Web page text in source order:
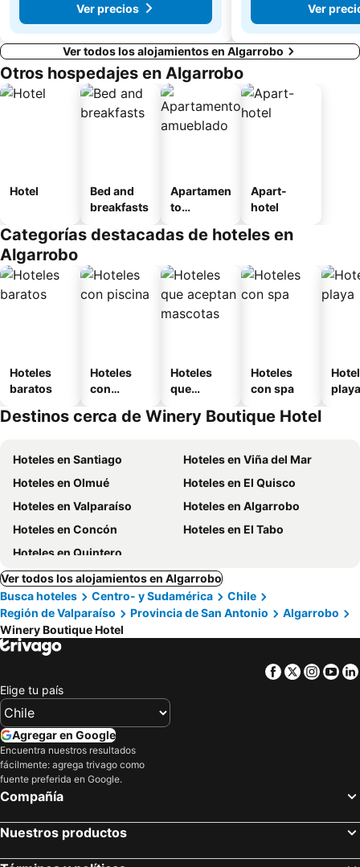
Ver precios
Ver
Ver todos los alojamientos en Algarrobo
Otros hospedajes en Algarrobo
Hotel
Bed and
breakfasts
Apartamen
to
o
Apart-
hotel
Categorías destacadas de hoteles en
Algarrobo
Hoteles
baratos
Hoteles
con
Hoteles
que
mascotas
Hoteles
con spa
playa
Destinos cerca de Winery Boutique Hotel
Hoteles en Santiago
Hoteles en Viña del Mar
Hoteles en Olmué
Hoteles en El Quisco
Hoteles en Valparaíso
Hoteles en Algarrobo
Hoteles en Concón
Hoteles en El Tabo
Hoteles en Quintero
Ver todos los alojamientos en Algarrobo
Busca hoteles
Centro- y Sudamérica
Chile
Región de Valparaíso
Provincia de San Antonio
Algarrobo
Winery Boutique Hotel
Facebook
Twitter
Elige tu país
Agregar en Google
Encuentra nuestros resultados
fácilmente: agrega trivago como
fuente preferida en Google.
Compañía
Nuestros productos